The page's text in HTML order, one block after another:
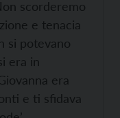
scorderemo
e tenacia
si potevano
era in
era
e ti sfidava